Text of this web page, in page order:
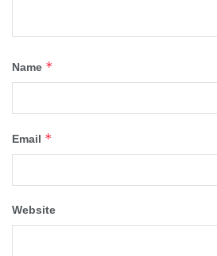
Name *
Email *
Website